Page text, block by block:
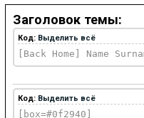
Заголовок темы:
Код: Выделить всё
[Back Home] Name
Код: Выделить всё
[box=#0f2940]